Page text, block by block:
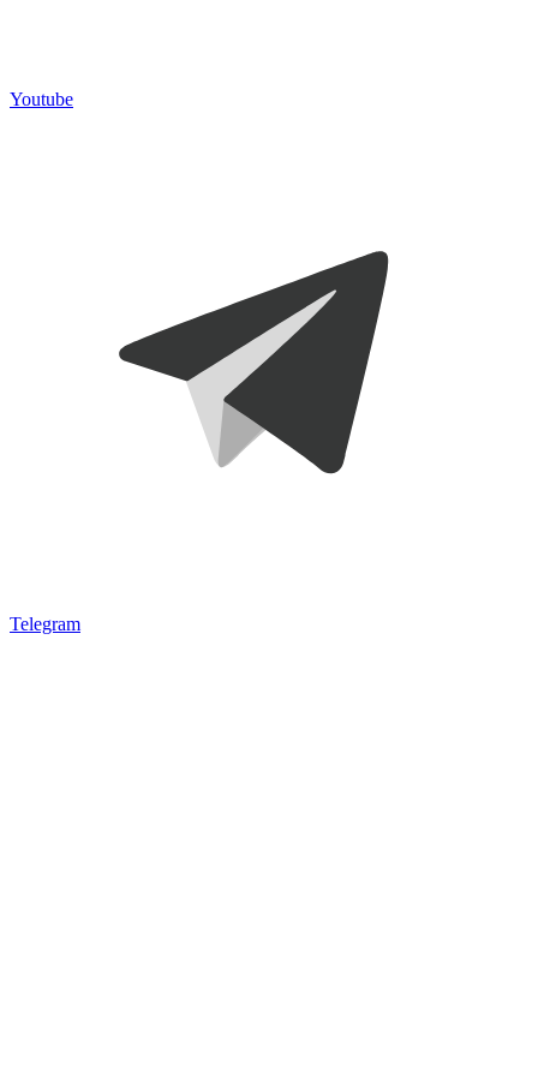
Youtube
Telegram